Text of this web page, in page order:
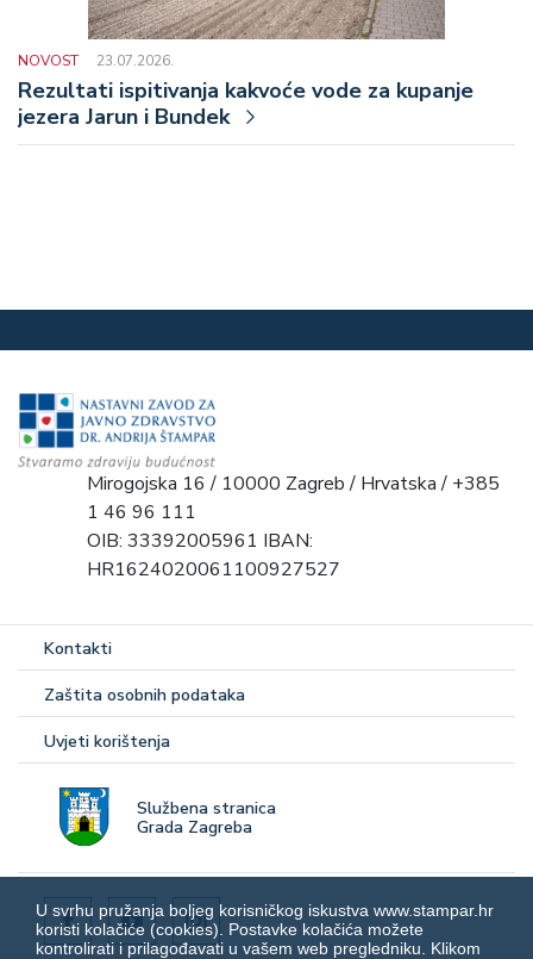
NOVOST 23.07.2026.
Rezultati ispitivanja kakvoće vode za kupanje
jezera Jarun i Bundek
Mirogojska 16 / 10000 Zagreb / Hrvatska / +385
1 46 96 111
OIB: 33392005961 IBAN:
HR1624020061100927527
Kontakti
Zaštita osobnih podataka
Uvjeti korištenja
Službena stranica
Grada Zagreba
U svrhu pružanja boljeg korisničkog iskustva www.stampar.hr
koristi kolačiće (cookies). Postavke kolačića možete
kontrolirati i prilagođavati u vašem web pregledniku. Klikom